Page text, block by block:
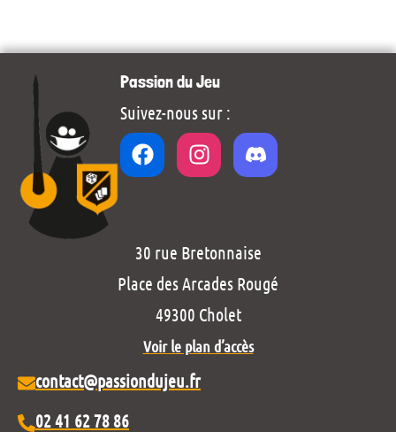
Passion du Jeu
Suivez-nous sur :
30 rue Bretonnaise
Place des Arcades Rougé
49300 Cholet
Voir le plan d’accès
contact@passiondujeu.fr
02 41 62 78 86